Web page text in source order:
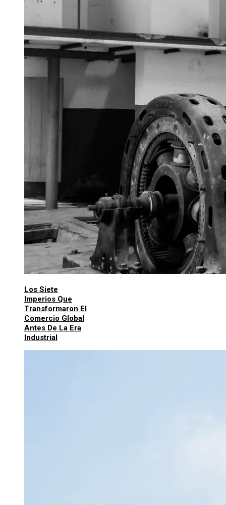
Los Siete
Imperios Que
Transformaron El
Comercio Global
Antes De La Era
Industrial